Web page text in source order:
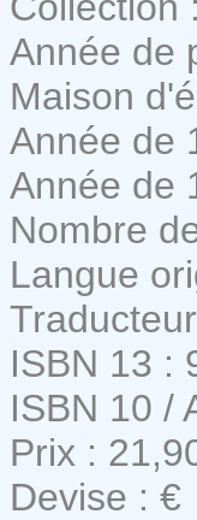
Année de
Maison
Année de
Année de
Nombre
Langue
ISBN 13 :
ISBN 10 /
Prix :
Devise : €